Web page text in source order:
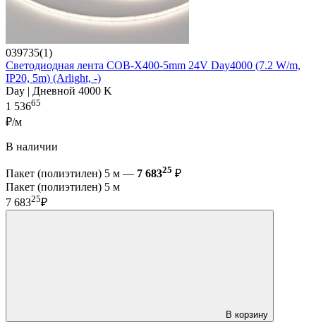
039735(1)
Светодиодная лента COB-X400-5mm 24V Day4000 (7.2 W/m,
IP20, 5m) (Arlight, -)
Day | Дневной 4000 K
1 53665
₽/м
В наличии
Пакет (полиэтилен) 5 м — 7 68325 ₽
Пакет (полиэтилен) 5 м
7 68325₽
В корзину